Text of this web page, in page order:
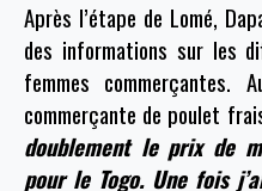
Après l’étape de Lomé,
des informations sur les
femmes commerçantes.
commerçante de poulet
doublement le prix de
pour le Togo. Une fois